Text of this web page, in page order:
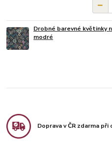
Drobné barevné květinky
modré
Doprava v ČR zdarma při